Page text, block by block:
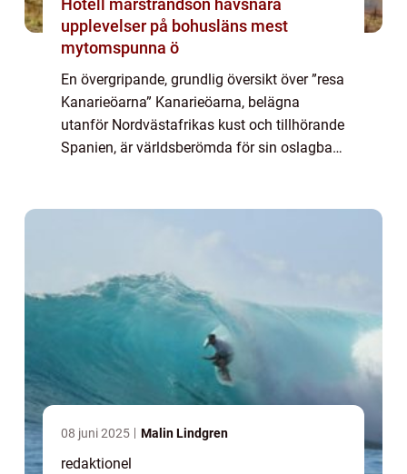
upplevelser på bohusläns mest
mytomspunna ö
En övergripande, grundlig översikt över ”resa
Kanarieöarna” Kanarieöarna, belägna
utanför Nordvästafrikas kust och tillhörande
Spanien, är världsberömda för sin oslagbara
08 juni 2025 Malin Lindgren
redaktionel